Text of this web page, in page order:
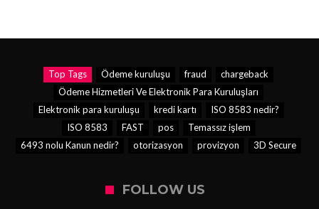
Top Tags Ödeme kuruluşu fraud
chargeback
Ödeme Hizmetleri Ve Elektronik Para Kuruluşları
Elektronik para kuruluşu
kredi kartı
ISO 8583 nedir?
ISO 8583
FAST pos
Temassız işlem
6493 nolu Kanun nedir?
otorizasyon provizyon 3D Secure
FOLLOW US